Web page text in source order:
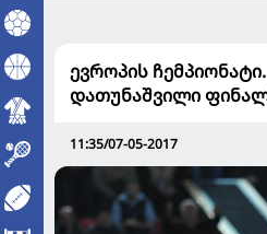
ევროპის
დათუნაშვილი
11:35/07-05-2017